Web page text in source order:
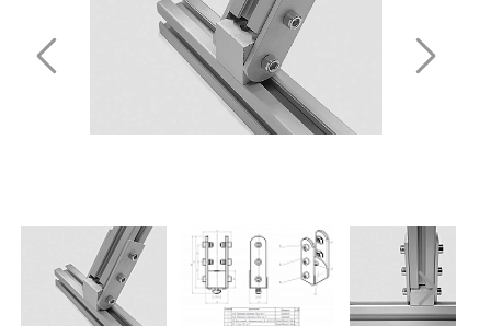
СИСТЕМА ТРУБНАЯ МОДУЛЬНАЯ
СИСТЕМА ТРУБНАЯ КОНСТРУКЦИОННАЯ
ВНУТРЕННИЕ УГЛОВЫЕ СОЕДИНИТЕЛИ
2-Х И 3-Х СТОРОННИЕ СОЕДИНИТЕЛИ
АДДИТИВНЫЕ ТОВАРЫ
ОБЩЕСТРОИТЕЛЬНЫЙ ПРОФИЛЬ
ПОДШИПНИКИ
ЛИНЕЙНЫЕ СОЕДИНИТЕЛИ
ДОПОЛНИТЕЛЬНАЯ ОБРАБОТКА